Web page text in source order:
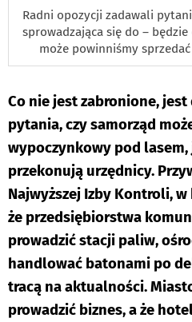
Radni opozycji zadawali
sprowadzająca się do –
może powinniśmy
Co nie jest zabronione,
pytania, czy samorząd
wypoczynkowy pod
przekonują urzędnicy.
Najwyższej Izby Kontroli,
że przedsiębiorstwa
prowadzić stacji paliw,
handlować batonami po
tracą na aktualności.
prowadzić biznes, a że